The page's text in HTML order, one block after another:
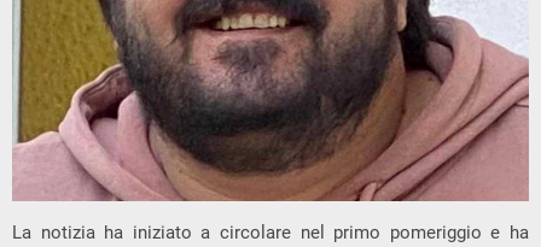
La notizia ha iniziato a circolare nel primo pomeriggio e ha